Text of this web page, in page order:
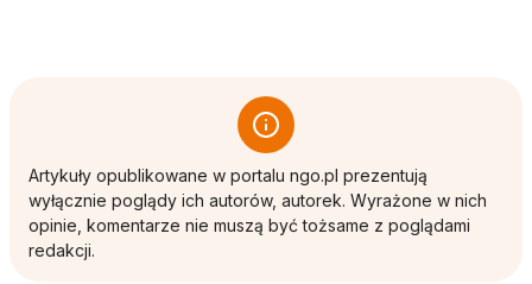
Artykuły opublikowane w portalu ngo.pl prezentują
wyłącznie poglądy ich autorów, autorek. Wyrażone w nich
opinie, komentarze nie muszą być tożsame z poglądami
redakcji.